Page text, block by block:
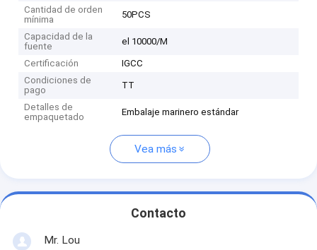
Cantidad de orden
mínima
50PCS
Capacidad de la
fuente
el 10000/M
Certificación
IGCC
Condiciones de
pago
TT
Detalles de
empaquetado
Embalaje marinero estándar
Vea más
Contacto
Mr. Lou